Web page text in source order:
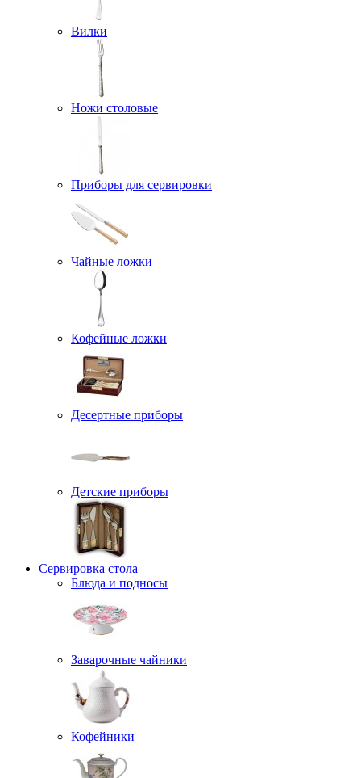
Вилки
Ножи столовые
Приборы для сервировки
Чайные ложки
Кофейные ложки
Десертные приборы
Детские приборы
Сервировка стола
Блюда и подносы
Заварочные чайники
Кофейники